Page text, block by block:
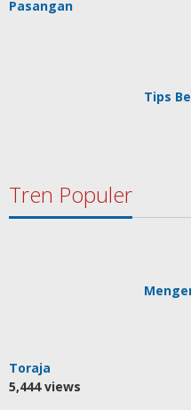
Pasangan
Tips
Tren Populer
Toraja
5,444 views